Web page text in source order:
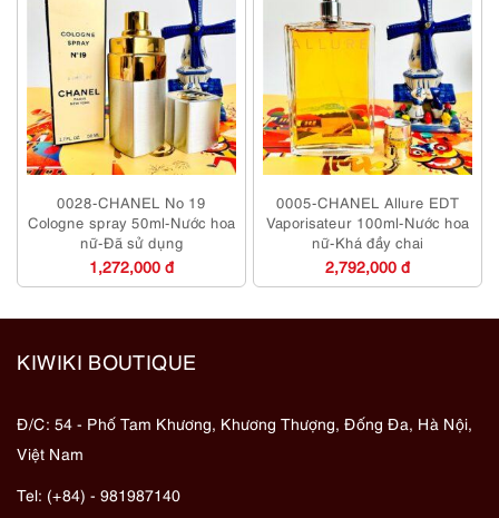
0028-CHANEL No 19
Cologne spray 50ml-Nước hoa
nữ-Đã sử dụng
1,272,000 đ
0005-CHANEL Allure EDT
Vaporisateur 100ml-Nước hoa
nữ-Khá đầy chai
2,792,000 đ
KIWIKI BOUTIQUE
Đ/C: 54 - Phố Tam Khương, Khương Thượng, Đống Đa, Hà Nội,
Việt Nam
Tel: (+84) - 981987140